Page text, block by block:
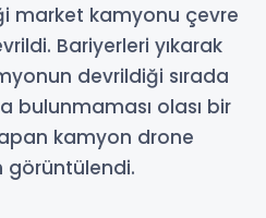
market kamyonu çevre
Bariyerleri yıkarak
devrildiği sırada
olası bir
kamyon drone
görüntülendi.